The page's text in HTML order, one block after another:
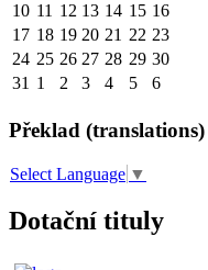
10 11 12 13 14 15 16
17 18 19 20 21 22 23
24 25 26 27 28 29 30
31 1 2 3 4 5 6
Překlad (translations)
Select Language ▼
Dotační tituly